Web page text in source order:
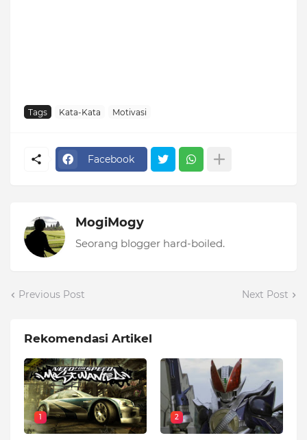
Tags Kata-Kata Motivasi
Facebook
MogiMogy
Seorang blogger hard-boiled.
Previous Post Next Post
Rekomendasi Artikel
1 2